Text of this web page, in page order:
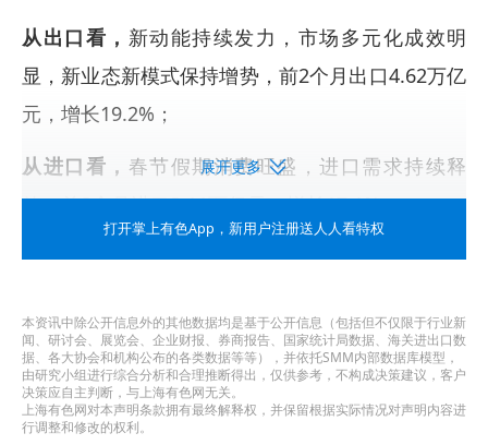
从出口看， 新动能持续发力，市场多元化成效明
显，新业态新模式保持增势，前2个月出口4.62万亿
元，增长19.2%；
从进口看， 春节假期消费旺盛，进口需求持续释
放，前2个月进口3.11万亿元，增长17.1%。
从贸易方式看，前2个月，我国一般贸易进出口4.78
元，增长19.3%；保税物流进出口1.24万亿元，增
长36.9%。
从贸易伙伴看，前2个月，我国与东盟贸易总值为
展开更多
打开掌上有色App ，新用户注册送人人看特权
本资讯中除公开信息外的其他数据均是基于公开信息（包括但不仅限于行业新
闻、研讨会、展览会、企业财报、券商报告、国家统计局数据、海关进出口数
据、各大协会和机构公布的各类数据等等），并依托SMM内部数据库模型，
由研究小组进行综合分析和合理推断得出，仅供参考，不构成决策建议，客户
决策应自主判断，与上海有色网无关。
上海有色网对本声明条款拥有最终解释权，并保留根据实际情况对声明内容进
行调整和修改的权利。